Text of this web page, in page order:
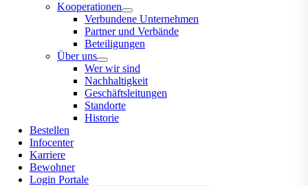
Kooperationen
Verbundene Unternehmen
Partner und Verbände
Beteiligungen
Über uns
Wer wir sind
Nachhaltigkeit
Geschäftsleitungen
Standorte
Historie
Bestellen
Infocenter
Karriere
Bewohner
Login Portale